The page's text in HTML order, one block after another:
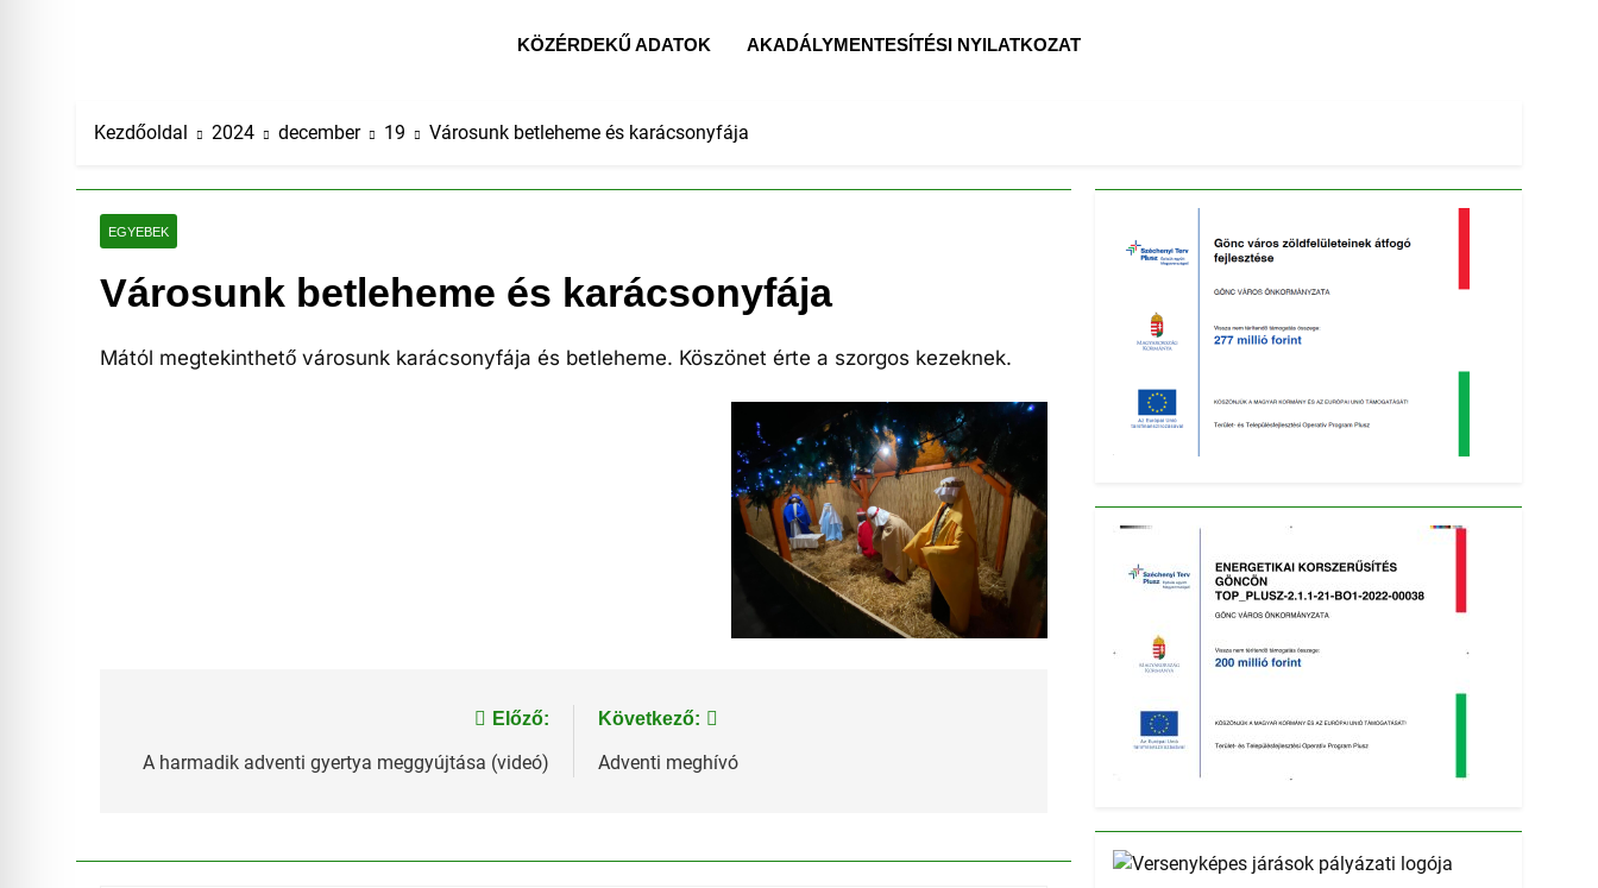
KÖZÉRDEKŰ ADATOK AKADÁLYMENTESÍTÉSI NYILATKOZAT
Kezdőoldal 2024 december 19 Városunk betleheme és karácsonyfája
EGYEBEK
Városunk betleheme és karácsonyfája
Mától megtekinthető városunk karácsonyfája és betleheme. Köszönet érte a szorgos kezeknek.
navigáció
Előző:
A harmadik adventi gyertya meggyújtása (videó)
Következő:
Adventi meghívó